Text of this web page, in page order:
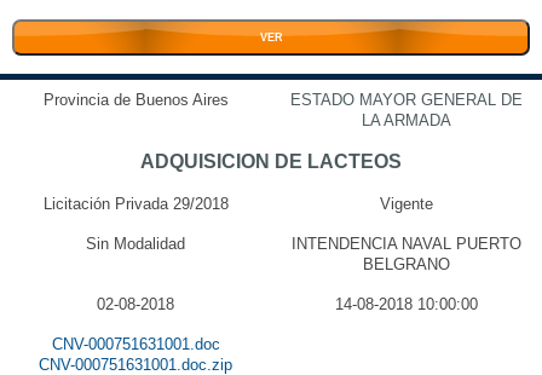
VER
Provincia de Buenos Aires
ESTADO MAYOR GENERAL DE
LA ARMADA
ADQUISICION DE LACTEOS
Licitación Privada 29/2018 Vigente
Sin Modalidad
INTENDENCIA NAVAL PUERTO
BELGRANO
02-08-2018 14-08-2018 10:00:00
CNV-000751631001.doc
CNV-000751631001.doc.zip